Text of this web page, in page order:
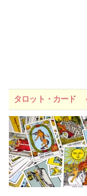
タロット・カード